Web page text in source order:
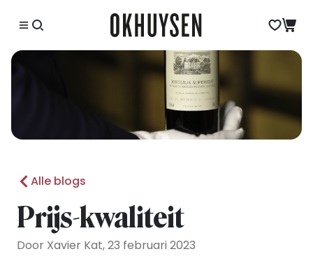
Alle blogs
Prijs-kwaliteit
Door Xavier Kat, 23 februari 2023